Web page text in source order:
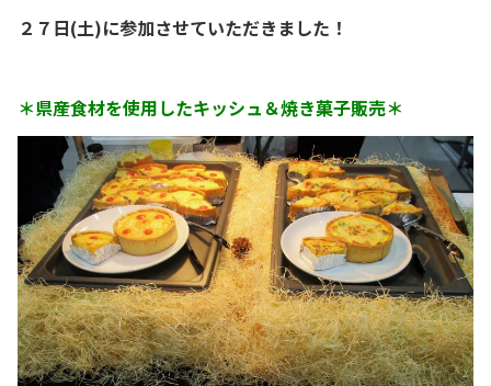
２７日(土)に参加させていただきました！
＊県産食材を使用したキッシュ＆焼き菓子販売＊